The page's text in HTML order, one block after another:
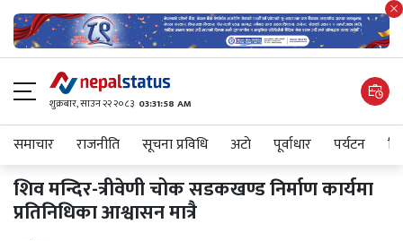
शुक्रबार​, साउन २२ २०८३ 03:31:59 AM
समाचार राजनीति सूचना प्रविधि अटाे पूर्वाधार पर्यटन
शिव मन्दिर-त्रीवेणी चोक सडकखण्ड निर्माण कार्यमा
प्रतिनिधिका आश्वासन मात्रै